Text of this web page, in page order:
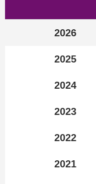
2026
2025
2024
2023
2022
2021